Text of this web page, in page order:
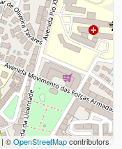
| ©OpenStreetMapcontributors